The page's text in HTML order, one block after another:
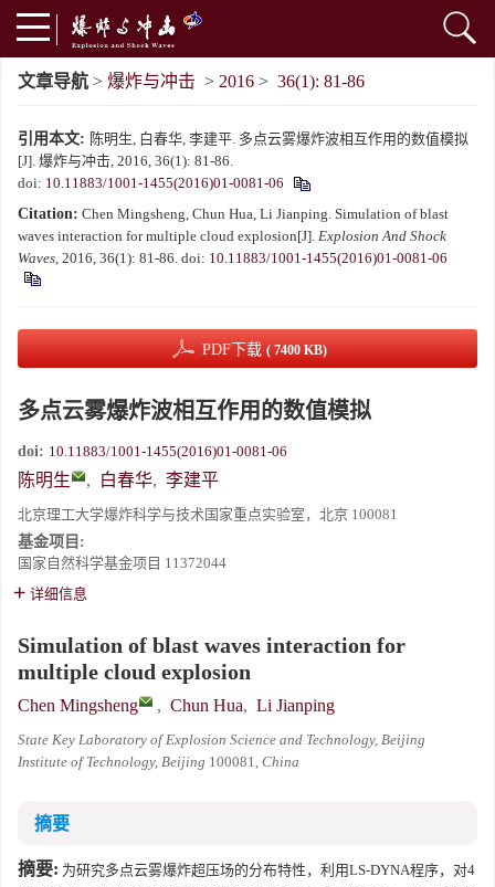
文章导航 > 爆炸与冲击 > 2016 > 36(1): 81-86
引用本文: 陈明生, 白春华, 李建平. 多点云雾爆炸波相互作用的数值模拟
[J]. 爆炸与冲击, 2016, 36(1): 81-86.
doi: 10.11883/1001-1455(2016)01-0081-06
Citation: Chen Mingsheng, Chun Hua, Li Jianping. Simulation of blast
waves interaction for multiple cloud explosion[J]. Explosion And Shock
Waves, 2016, 36(1): 81-86. doi: 10.11883/1001-1455(2016)01-0081-06
PDF下载 ( 7400 KB)
多点云雾爆炸波相互作用的数值模拟
doi: 10.11883/1001-1455(2016)01-0081-06
陈明生 , 白春华, 李建平
北京理工大学爆炸科学与技术国家重点实验室，北京 100081
基金项目:
国家自然科学基金项目 11372044
详细信息
Simulation of blast waves interaction for
multiple cloud explosion
Chen Mingsheng , Chun Hua, Li Jianping
State Key Laboratory of Explosion Science and Technology, Beijing
Institute of Technology, Beijing 100081, China
摘要
摘要: 为研究多点云雾爆炸超压场的分布特性，利用LS-DYNA程序，对4